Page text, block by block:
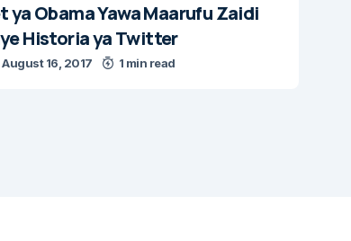
ya Obama Yawa Maarufu Zaidi
Historia ya Twitter
August 16, 2017 1 min read